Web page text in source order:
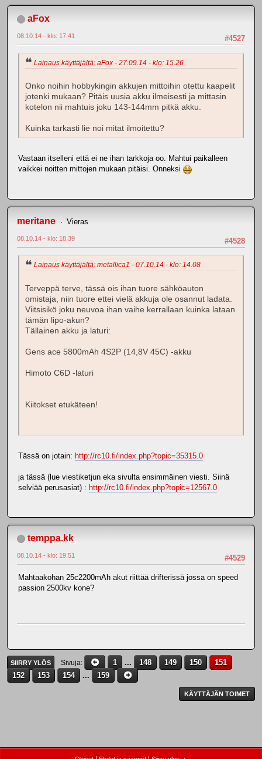
aFox
#4527
08.10.14 - klo: 17.41
Lainaus käyttäjältä: aFox - 27.09.14 - klo: 15.26
Onko noihin hobbykingin akkujen mittoihin otettu kaapelit
jotenki mukaan? Pitäis uusia akku ilmeisesti ja mittasin
kotelon nii mahtuis joku 143-144mm pitkä akku.
Kuinka tarkasti lie noi mitat ilmoitettu?
Vastaan itselleni että ei ne ihan tarkkoja oo. Mahtui paikalleen
vaikkei noitten mittojen mukaan pitäisi. Onneksi
meritane Vieras
#4528
08.10.14 - klo: 18.39
Lainaus käyttäjältä: metallica1 - 07.10.14 - klo: 14.08
Terveppä terve, tässä ois ihan tuore sähköauton
omistaja, niin tuore ettei vielä akkuja ole osannut ladata.
Viitsisikö joku neuvoa ihan vaihe kerrallaan kuinka lataan
tämän lipo-akun?
Tällainen akku ja laturi:
Gens ace 5800mAh 4S2P (14,8V 45C) -akku
Himoto C6D -laturi
Kiitokset etukäteen!
Tässä on jotain: http://rc10.fi/index.php?topic=35315.0
ja tässä (lue viestiketjun eka sivulta ensimmäinen viesti. Siinä
selviää perusasiat) : http://rc10.fi/index.php?topic=12567.0
temppa.kk
#4529
08.10.14 - klo: 19.51
Mahtaakohan 25c2200mAh akut riittää drifterissä jossa on speed
passion 2500kv kone?
SIIRRY YLÖS Sivuja 1 ... 148 149 150
151
152
153 154 ... 159
KÄYTTÄJÄN TOIMET